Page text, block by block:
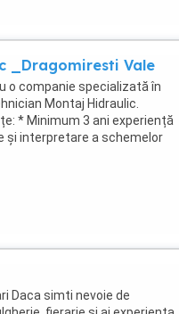
_Dragomiresti Vale
o companie specializată în
Montaj Hidraulic.
* Minimum 3 ani experiență
și interpretare a schemelor
Daca simti nevoie de